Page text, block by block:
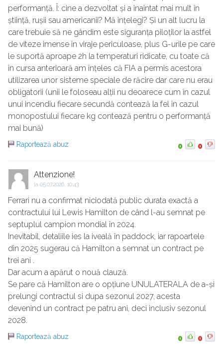
performanță. Î: cine a dezvoltat și a înaintat mai mult în
știință, rușii sau americanii? Mă înțelegi? Și un alt lucru la
care trebuie să ne gândim este siguranța piloților la astfel
de viteze imense în viraje periculoase, plus G-urile pe care
le suportă aproape 2h la temperaturi ridicate, cu toate că
în cursa anterioară am înțeles că FIA a permis acestora
utilizarea unor sisteme speciale de răcire dar care nu erau
obligatorii (unii le foloseau alții nu deoarece cum în cazul
unui incendiu fiecare secundă contează la fel în cazul
monopostului fiecare kg contează pentru o performanță
mai bună)
Raportează abuz 0 0
Attenzione!
la 05.07.2026, 10:43
Ferrari nu a confirmat niciodată public durata exactă a
contractului lui Lewis Hamilton de când l-au semnat pe
septuplul campion mondial în 2024.
Inevitabil, detaliile ies la iveală în paddock, iar rapoartele
din 2025 sugerau că Hamilton a semnat un contract pe
trei ani .
Dar acum a apărut o nouă clauză.
Se pare că Hamilton are o opțiune UNULATERALA de a-și
prelungi contractul si dupa sezonul 2027, acesta
devenind un contract pe patru ani, deci inclusiv sezonul
2028.
Raportează abuz 0 0